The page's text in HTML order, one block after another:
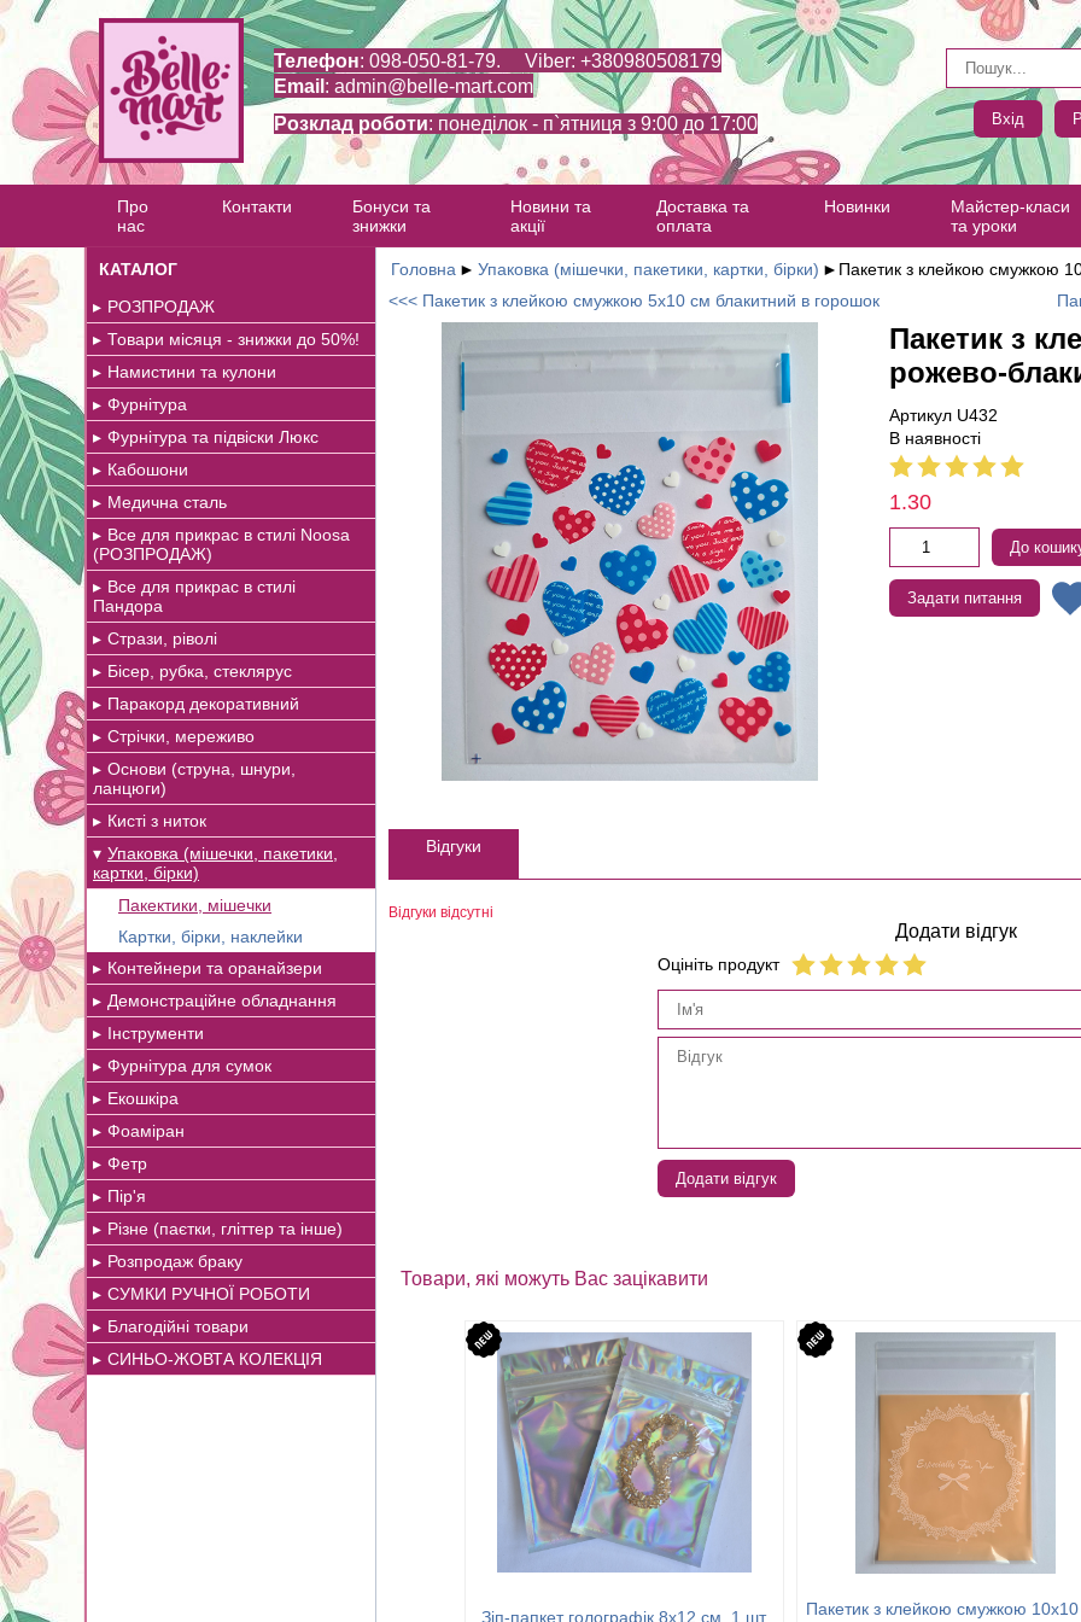
Телефон: 098-050-81-79. Viber: +380980508179
Email : admin@belle-mart.com
Розклад роботи: понеділок - п`ятниця з 9:00 до 17:00 Вхід
Про
нас
Контакти
Бонуси та
знижки
Новини та
акції
Доставка та
оплата
Новинки
Майстер-класи
та уроки
КАТАЛОГ
РОЗПРОДАЖ
Товари місяця - знижки до 50%!
Намистини та кулони
Фурнітура
Фурнітура та підвіски Люкс
Кабошони
Медична сталь
Все для прикрас в стилі Noosa
(РОЗПРОДАЖ)
Все для прикрас в стилі
Пандора
Стрази, ріволі
Бісер, рубка, стеклярус
Паракорд декоративний
Стрічки, мереживо
Основи (струна, шнури,
ланцюги)
Кисті з ниток
Упаковка (мішечки, пакетики,
картки, бірки)
Пакектики, мішечки
Картки, бірки, наклейки
Контейнери та оранайзери
Демонстраційне обладнання
Інструменти
Фурнітура для сумок
Екошкіра
Фоаміран
Фетр
Пір'я
Різне (паєтки, гліттер та інше)
Розпродаж браку
СУМКИ РУЧНОЇ РОБОТИ
Благодійні товари
СИНЬО-ЖОВТА КОЛЕКЦІЯ
Головна ► Упаковка (мішечки, пакетики, картки, бірки) ► Пакетик з клейкою смужкою
<<< Пакетик з клейкою смужкою 5х10 см блакитний в горошок
Пакетик з
рожево-
Артикул U432
В наявності
1.30
До
Задати питання
Відгуки
Відгуки відсутні
Додати відгук
Оцініть продукт
Додати відгук
Товари, які можуть Вас зацікавити
Зіп-папкет голографік 8х12 см, 1 шт
Пакетик з клейкою смужкою